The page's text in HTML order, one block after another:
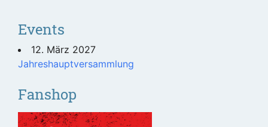
Events
12. März 2027
Jahreshauptversammlung
Fanshop